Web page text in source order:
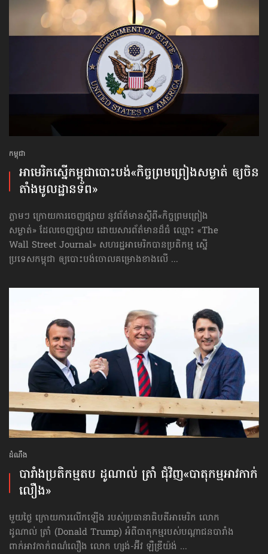
កម្ពុជា
អាមេរិក​ស្នើកម្ពុជា​បោះបង់​«កិច្ច​ព្រមព្រៀង​សម្ងាត់ ឲ្យ​ចិន​
តាំង​មូលដ្ឋាន​ទ័ព»
ភ្លាមៗ ក្រោយការចេញផ្សាយ នូវព័ត៌មានស្ដីពី​«កិច្ច​ព្រមព្រៀង​
សម្ងាត់» ដែលចេញផ្សាយ ដោយសារព័ត៌មានដ៏ធំ ឈ្មោះ «The
Wall Street Journal» សហរដ្ឋអាមេរិកបានប្រតិកម្ម ស្នើ
ប្រទេសកម្ពុជា ឲ្យបោះបង់ចោលគម្រោងខាងលើ ...
ដំណឹង
បារាំង​ប្រតិកម្ម​តប ដូណាល់ ត្រាំ ជុំវិញ​«បាតុកម្ម​អាវកាក់​
លឿង»
មួយថ្ងៃ ក្រោយការលើកឡើង របស់ប្រធានាធិបតីអាមេរិក លោក
ដូណាល់ ត្រាំ (Donald Trump) អំពីបាតុកម្មរបស់បណ្ដាជនបារាំង
ពាក់អាវកាក់ពណ៌លឿង លោក ហ្សង់-អ៊ីវ ឡឺឌ្រីយ៉ង់ ...